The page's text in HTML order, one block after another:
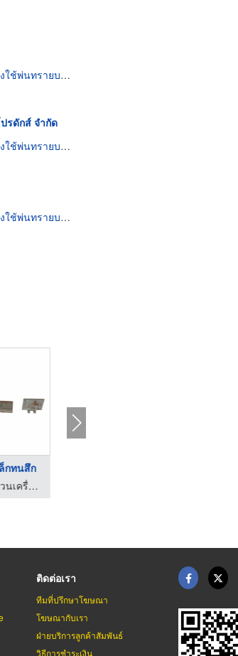
ทรายบนผิวโลหะ
รดักส์ จำกัด
ทรายบนผิวโลหะ
ทรายบนผิวโลหะ
กทนสึก
รับผลิตชิ้นส่วนเครื่องจักร อะไหล่เครื่องพ่นทราย
ติดต่อเรา
ทีมที่ปรึกษาโฆษณา
โฆษณากับเรา
ฝ่ายบริการลูกค้าสัมพันธ์
วิธีการชำระเงิน